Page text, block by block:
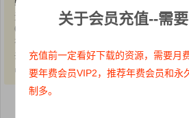
5、本站分享的高质量高清写真图集，出镜模
无R18内容，仅限用于摄影爱好者提供素材
6、本站所有文章、图片、资源等均为收集自
有。仅作为个人学习、研究以及欣赏!请在下
共同维护和谐健康的互联网!如果您发现本站
品，请与我们取得联系，我们会及时删除或
关于会员充值--需
充值前一定看好下载的资源，需要月
要年费会员VIP2，推荐年费会员和永
制多。